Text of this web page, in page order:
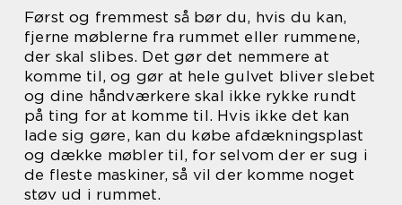
Først og fremmest så bør du, hvis du kan,
fjerne møblerne fra rummet eller rummene,
der skal slibes. Det gør det nemmere at
komme til, og gør at hele gulvet bliver slebet
og dine håndværkere skal ikke rykke rundt
på ting for at komme til. Hvis ikke det kan
lade sig gøre, kan du købe afdækningsplast
og dække møbler til, for selvom der er sug i
de fleste maskiner, så vil der komme noget
støv ud i rummet.